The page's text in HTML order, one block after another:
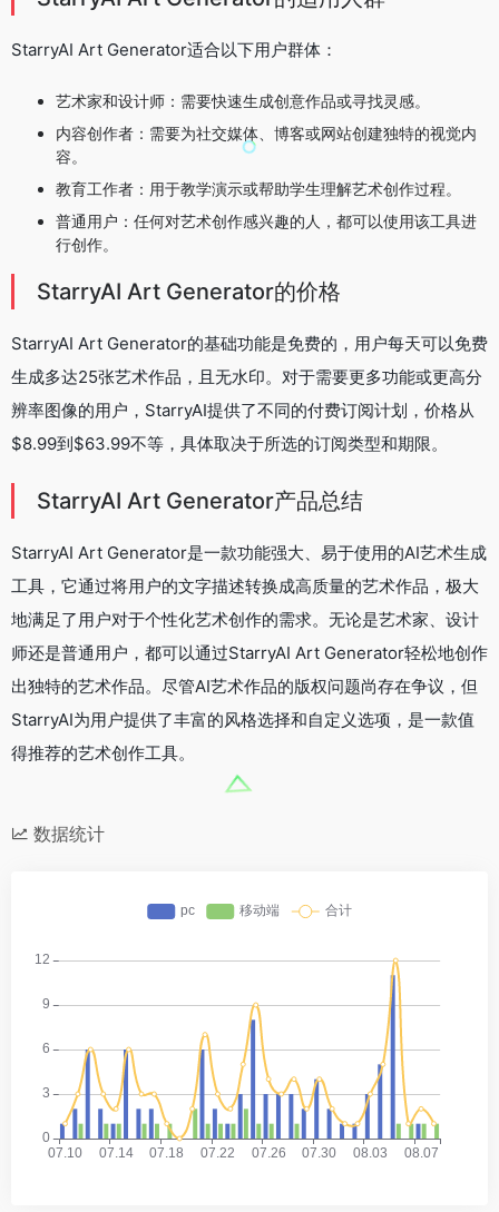
StarryAI Art Generator适合以下用户群体：
艺术家和设计师：需要快速生成创意作品或寻找灵感。
内容创作者：需要为社交媒体、博客或网站创建独特的视觉内
容。
教育工作者：用于教学演示或帮助学生理解艺术创作过程。
普通用户：任何对艺术创作感兴趣的人，都可以使用该工具进
行创作。
StarryAI Art Generator的价格
StarryAI Art Generator的基础功能是免费的，用户每天可以免费
生成多达25张艺术作品，且无水印。对于需要更多功能或更高分
辨率图像的用户，StarryAI提供了不同的付费订阅计划，价格从
$8.99到$63.99不等，具体取决于所选的订阅类型和期限。
StarryAI Art Generator产品总结
StarryAI Art Generator是一款功能强大、易于使用的AI艺术生成
工具，它通过将用户的文字描述转换成高质量的艺术作品，极大
地满足了用户对于个性化艺术创作的需求。无论是艺术家、设计
师还是普通用户，都可以通过StarryAI Art Generator轻松地创作
出独特的艺术作品。尽管AI艺术作品的版权问题尚存在争议，但
StarryAI为用户提供了丰富的风格选择和自定义选项，是一款值
得推荐的艺术创作工具。
数据统计